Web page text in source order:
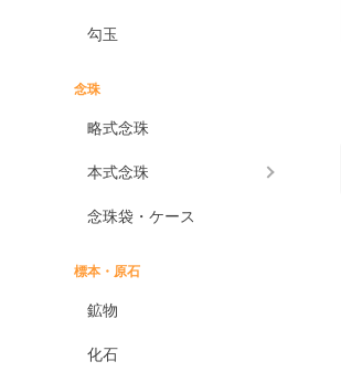
勾玉
念珠
略式念珠
本式念珠
念珠袋・ケース
標本・原石
鉱物
化石